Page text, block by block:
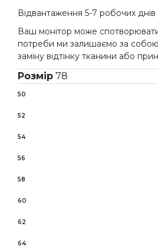
Відвантаження 5-7 робочих днів
Ваш монітор може спотворювати
потреби ми залишаємо за
заміну відтінку тканини або
Розмір 78
50
52
54
56
58
60
62
64